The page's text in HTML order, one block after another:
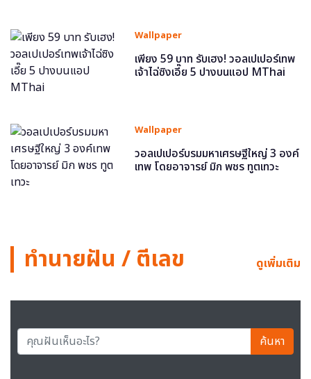
Wallpaper
เพียง 59 บาท รับเฮง! วอลเปเปอร์เทพ
เจ้าไฉ่ซิงเอี๊ย 5 ปางบนแอป MThai
Wallpaper
วอลเปเปอร์บรมมหาเศรษฐีใหญ่ 3 องค์
เทพ โดยอาจารย์ มิก พชร ทูตเทวะ
ทำนายฝัน / ตีเลข ดูเพิ่มเติม
ค้นหา